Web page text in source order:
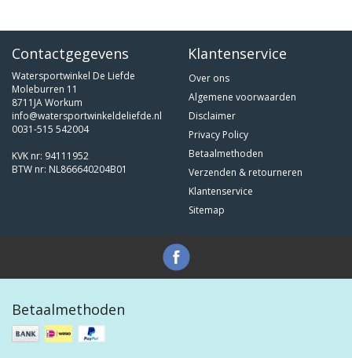
Contactgegevens
Watersportwinkel De Liefde
Moleburren 11
8711JA Workum
info@watersportwinkeldeliefde.nl
0031-515 542004
KVK nr: 94111952
BTW nr: NL866640204B01
Klantenservice
Over ons
Algemene voorwaarden
Disclaimer
Privacy Policy
Betaalmethoden
Verzenden & retourneren
Klantenservice
Sitemap
Betaalmethoden